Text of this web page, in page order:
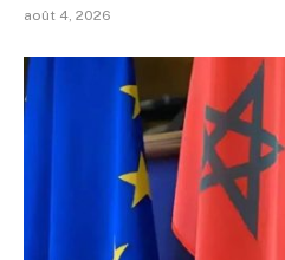
août 4, 2026